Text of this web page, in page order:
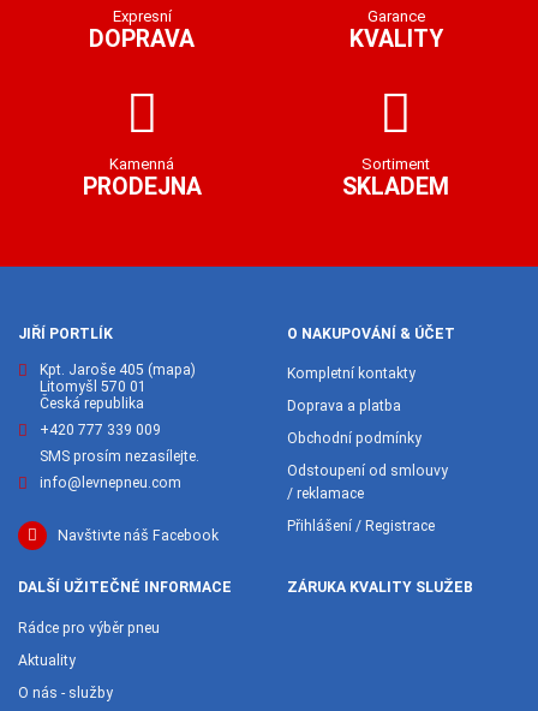
Expresní
DOPRAVA
Garance
KVALITY
Kamenná
PRODEJNA
Sortiment
SKLADEM
JIŘÍ PORTLÍK
Kpt. Jaroše 405 (mapa)
Litomyšl 570 01
Česká republika
+420 777 339 009
SMS prosím nezasílejte.
info@levnepneu.com
Navštivte náš Facebook
O NAKUPOVÁNÍ & ÚČET
Kompletní kontakty
Doprava a platba
Obchodní podmínky
Odstoupení od smlouvy
/ reklamace
Přihlášení / Registrace
DALŠÍ UŽITEČNÉ INFORMACE
Rádce pro výběr pneu
Aktuality
O nás - služby
ZÁRUKA KVALITY SLUŽEB